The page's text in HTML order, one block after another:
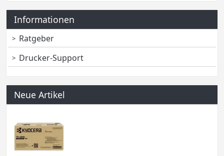
Informationen
Ratgeber
Drucker-Support
Neue Artikel